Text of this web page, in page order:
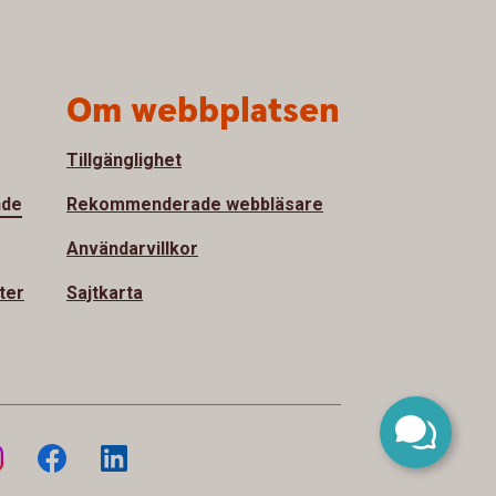
Om webbplatsen
Tillgänglighet
Rekommenderade webbläsare
Användarvillkor
Sajtkarta